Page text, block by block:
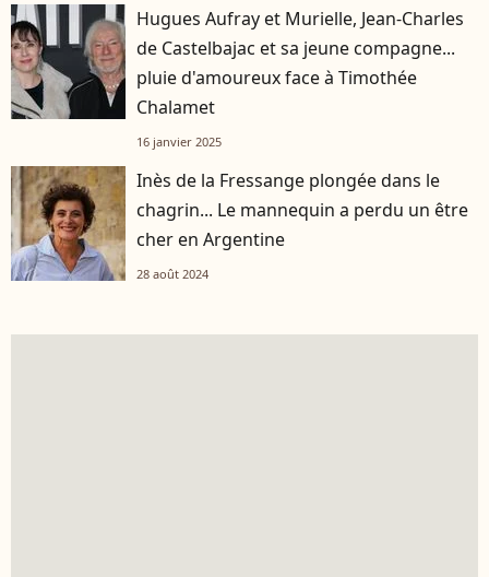
Hugues Aufray et Murielle, Jean-Charles
de Castelbajac et sa jeune compagne...
pluie d'amoureux face à Timothée
Chalamet
16 janvier 2025
Inès de la Fressange plongée dans le
chagrin... Le mannequin a perdu un être
cher en Argentine
28 août 2024